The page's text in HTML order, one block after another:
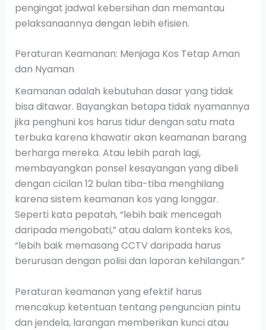
pengingat jadwal kebersihan dan memantau
pelaksanaannya dengan lebih efisien.
Peraturan Keamanan: Menjaga Kos Tetap Aman
dan Nyaman
Keamanan adalah kebutuhan dasar yang tidak
bisa ditawar. Bayangkan betapa tidak nyamannya
jika penghuni kos harus tidur dengan satu mata
terbuka karena khawatir akan keamanan barang
berharga mereka. Atau lebih parah lagi,
membayangkan ponsel kesayangan yang dibeli
dengan cicilan 12 bulan tiba-tiba menghilang
karena sistem keamanan kos yang longgar.
Seperti kata pepatah, “lebih baik mencegah
daripada mengobati,” atau dalam konteks kos,
“lebih baik memasang CCTV daripada harus
berurusan dengan polisi dan laporan kehilangan.”
Peraturan keamanan yang efektif harus
mencakup ketentuan tentang penguncian pintu
dan jendela, larangan memberikan kunci atau